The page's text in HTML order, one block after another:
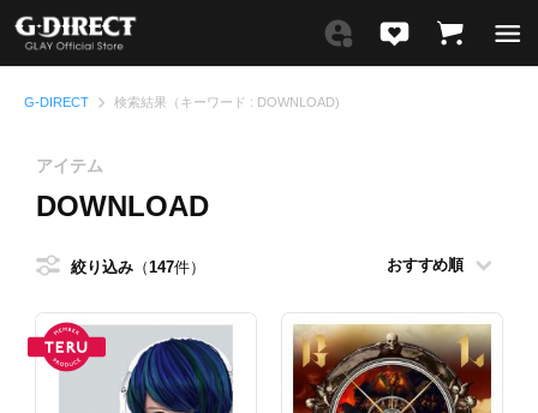
G-DIRECT 検索結果（キーワード : DOWNLOAD)
アイテム
DOWNLOAD
絞り込み 147